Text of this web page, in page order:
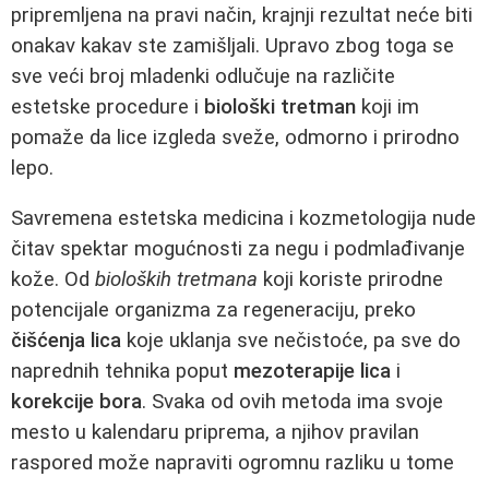
pripremljena na pravi način, krajnji rezultat neće biti
onakav kakav ste zamišljali. Upravo zbog toga se
sve veći broj mladenki odlučuje na različite
estetske procedure i biološki tretman koji im
pomaže da lice izgleda sveže, odmorno i prirodno
lepo.
Savremena estetska medicina i kozmetologija nude
čitav spektar mogućnosti za negu i podmlađivanje
kože. Od bioloških tretmana koji koriste prirodne
potencijale organizma za regeneraciju, preko
čišćenja lica koje uklanja sve nečistoće, pa sve do
naprednih tehnika poput mezoterapije lica i
korekcije bora. Svaka od ovih metoda ima svoje
mesto u kalendaru priprema, a njihov pravilan
raspored može napraviti ogromnu razliku u tome